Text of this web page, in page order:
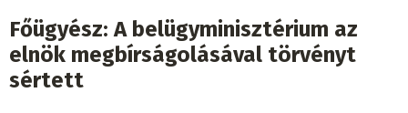
Főügyész: A belügyminisztérium az
elnök megbírságolásával törvényt
sértett